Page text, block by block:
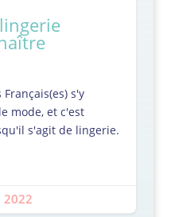
s'y
mode, et c'est
s'agit de lingerie.
2022